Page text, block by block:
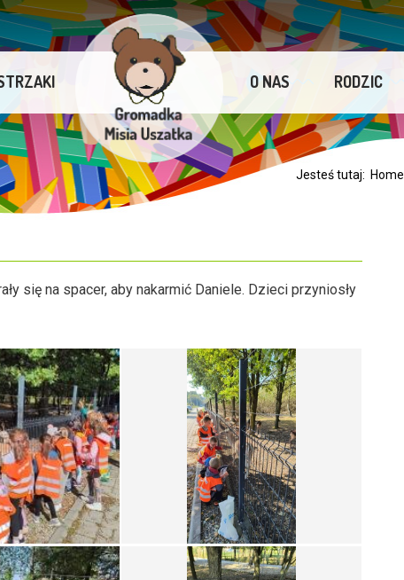
O NAS RODZIC
Jesteś tutaj: Home
się na spacer, aby nakarmić Daniele. Dzieci przyniosły